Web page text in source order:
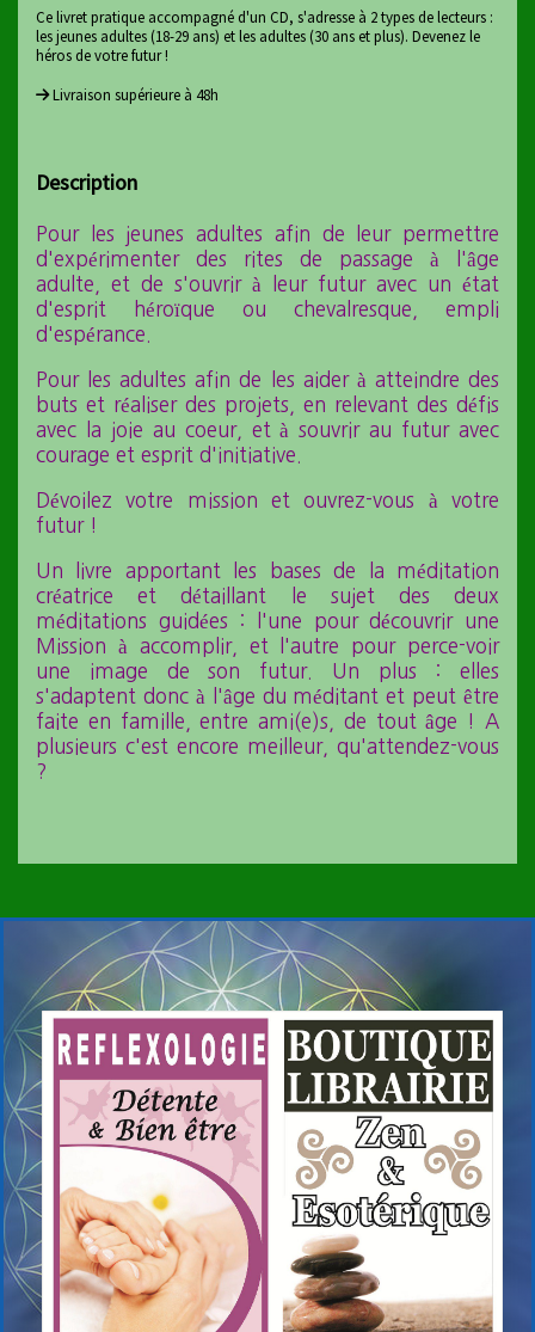
Ce livret pratique accompagné d'un CD, s'adresse à 2 types de lecteurs :
les jeunes adultes (18-29 ans) et les adultes (30 ans et plus). Devenez le
héros de votre futur !
Livraison supérieure à 48h
Description
Pour les jeunes adultes afin de leur permettre
d'expérimenter des rites de passage à l'âge
adulte, et de s'ouvrir à leur futur avec un état
d'esprit héroïque ou chevalresque, empli
d'espérance.
Pour les adultes afin de les aider à atteindre des
buts et réaliser des projets, en relevant des défis
avec la joie au coeur, et à souvrir au futur avec
courage et esprit d'initiative.
Dévoilez votre mission et ouvrez-vous à votre
futur !
Un livre apportant les bases de la méditation
créatrice et détaillant le sujet des deux
méditations guidées : l'une pour découvrir une
Mission à accomplir, et l'autre pour perce-voir
une image de son futur. Un plus : elles
s'adaptent donc à l'âge du méditant et peut être
faite en famille, entre ami(e)s, de tout âge ! A
plusieurs c'est encore meilleur, qu'attendez-vous
?